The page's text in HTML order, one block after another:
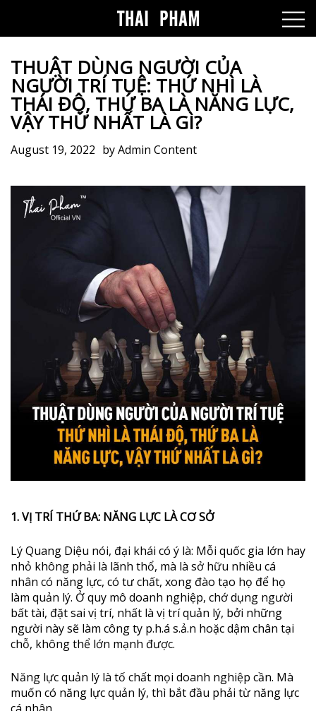
THUẬT DÙNG NGƯỜI CỦA
NGƯỜI TRÍ TUỆ: THỨ NHÌ LÀ
THÁI ĐỘ, THỨ BA LÀ NĂNG LỰC,
VẬY THỨ NHẤT LÀ GÌ?
August 19, 2022 byAdmin Content
1. VỊ TRÍ THỨ BA: NĂNG LỰC LÀ CƠ SỞ
Lý Quang Diệu nói, đại khái có ý là: Mỗi quốc gia lớn hay
nhỏ không phải là lãnh thổ, mà là sở hữu nhiều cá
nhân có năng lực, có tư chất, xong đào tạo họ để họ
làm quản lý. Ở quy mô doanh nghiệp, chớ dụng người
bất tài, đặt sai vị trí, nhất là vị trí quản lý, bởi những
người này sẽ làm công ty p.h.á s.ả.n hoặc dậm chân tại
chỗ, không thể lớn mạnh được.
Năng lực quản lý là tố chất mọi doanh nghiệp cần. Mà
muốn có năng lực quản lý, thì bắt đầu phải từ năng lực